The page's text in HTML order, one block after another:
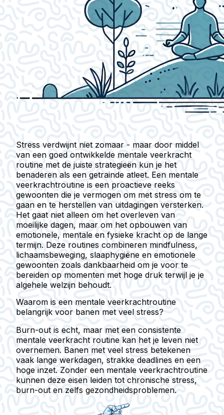
Stress verdwijnt niet zomaar - maar door middel
van een goed ontwikkelde mentale veerkracht
routine met de juiste strategieën kun je het
benaderen als een getrainde atleet. Een mentale
veerkrachtroutine is een proactieve reeks
gewoonten die je vermogen om met stress om te
gaan en te herstellen van uitdagingen versterken.
Het gaat niet alleen om het overleven van
moeilijke dagen, maar om het opbouwen van
emotionele, mentale en fysieke kracht op de lange
termijn. Deze routines combineren mindfulness,
lichaamsbeweging, slaaphygiëne en emotionele
gewoonten zoals dankbaarheid om je voor te
bereiden op momenten met hoge druk terwijl je je
algehele welzijn behoudt.
Waarom is een mentale veerkrachtroutine
belangrijk voor banen met veel stress?
Burn-out is echt, maar met een consistente
mentale veerkracht routine kan het je leven niet
overnemen. Banen met veel stress betekenen
vaak lange werkdagen, strakke deadlines en een
hoge inzet. Zonder een mentale veerkrachtroutine
kunnen deze eisen leiden tot chronische stress,
burn-out en zelfs gezondheidsproblemen.